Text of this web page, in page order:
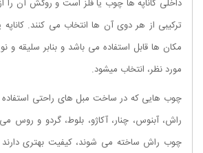
داخلی کاناپه‌ ها چوب یا فلز است و روکش آن‌ را
ترکیبی از هر دوی آن‌ ها انتخاب می کنند.
مکان ها قابل استفاده می باشد و بنابر سلیقه و
مورد نظر، انتخاب میشود.
چوب هایی که در ساخت مبل های راحتی
راش، آبنوس، چنار، آکاژو، بلوط، گردو و روس
چوب راش ساخته می شوند، کیفیت بهتری